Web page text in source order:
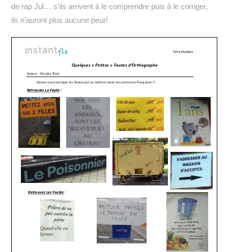
de rap Jul… s’ils arrivent à le comprendre puis à le corriger,
ils n’auront plus aucune peur!